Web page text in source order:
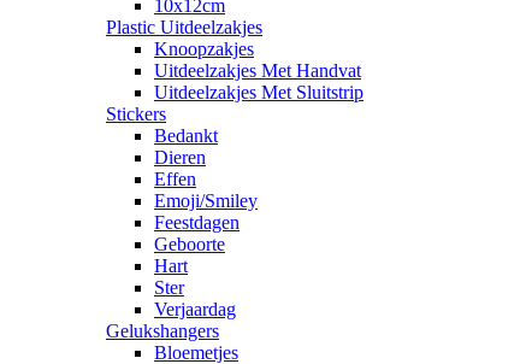
10x12cm
Plastic Uitdeelzakjes
Knoopzakjes
Uitdeelzakjes Met Handvat
Uitdeelzakjes Met Sluitstrip
Stickers
Bedankt
Dieren
Effen
Emoji/Smiley
Feestdagen
Geboorte
Hart
Ster
Verjaardag
Gelukshangers
Bloemetjes